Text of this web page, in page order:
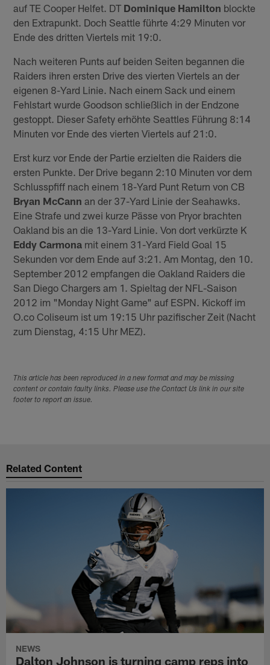
auf TE Cooper Helfet. DT Dominique Hamilton blockte
den Extrapunkt. Doch Seattle führte 4:29 Minuten vor
Ende des dritten Viertels mit 19:0.
Nach weiteren Punts auf beiden Seiten begannen die
Raiders ihren ersten Drive des vierten Viertels an der
eigenen 8-Yard Linie. Nach einem Sack und einem
Fehlstart wurde Goodson schließlich in der Endzone
gestoppt. Dieser Safety erhöhte Seattles Führung 8:14
Minuten vor Ende des vierten Viertels auf 21:0.
Erst kurz vor Ende der Partie erzielten die Raiders die
ersten Punkte. Der Drive begann 2:10 Minuten vor dem
Schlusspfiff nach einem 18-Yard Punt Return von CB
Bryan McCann an der 37-Yard Linie der Seahawks.
Eine Strafe und zwei kurze Pässe von Pryor brachten
Oakland bis an die 13-Yard Linie. Von dort verkürzte K
Eddy Carmona mit einem 31-Yard Field Goal 15
Sekunden vor dem Ende auf 3:21. Am Montag, den 10.
September 2012 empfangen die Oakland Raiders die
San Diego Chargers am 1. Spieltag der NFL-Saison
2012 im "Monday Night Game" auf ESPN. Kickoff im
O.co Coliseum ist um 19:15 Uhr pazifischer Zeit (Nacht
zum Dienstag, 4:15 Uhr MEZ).
This article has been reproduced in a new format and may be missing
content or contain faulty links. Please use the Contact Us link in our site
footer to report an issue.
Related Content
NEWS
Dalton Johnson is turning camp reps into